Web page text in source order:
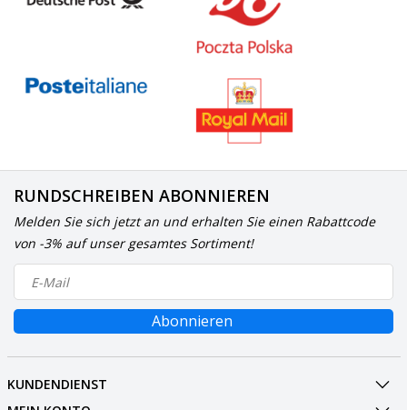
RUNDSCHREIBEN ABONNIEREN
Melden Sie sich jetzt an und erhalten Sie einen Rabattcode
von -3% auf unser gesamtes Sortiment!
Abonnieren
KUNDENDIENST